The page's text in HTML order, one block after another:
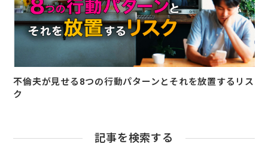
不倫夫が見せる8つの行動パターンとそれを放置するリス
ク
記事を検索する